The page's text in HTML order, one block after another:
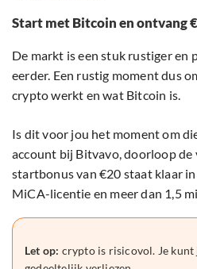
Start met Bitcoin en ontvang
De markt is een stuk rustiger en
eerder. Een rustig moment dus
crypto werkt en wat Bitcoin is.
Is dit voor jou het moment om
account bij Bitvavo, doorloop de
startbonus van €20 staat klaar
MiCA-licentie en meer dan 1,5
Let op: crypto is risicovol. Je kunt